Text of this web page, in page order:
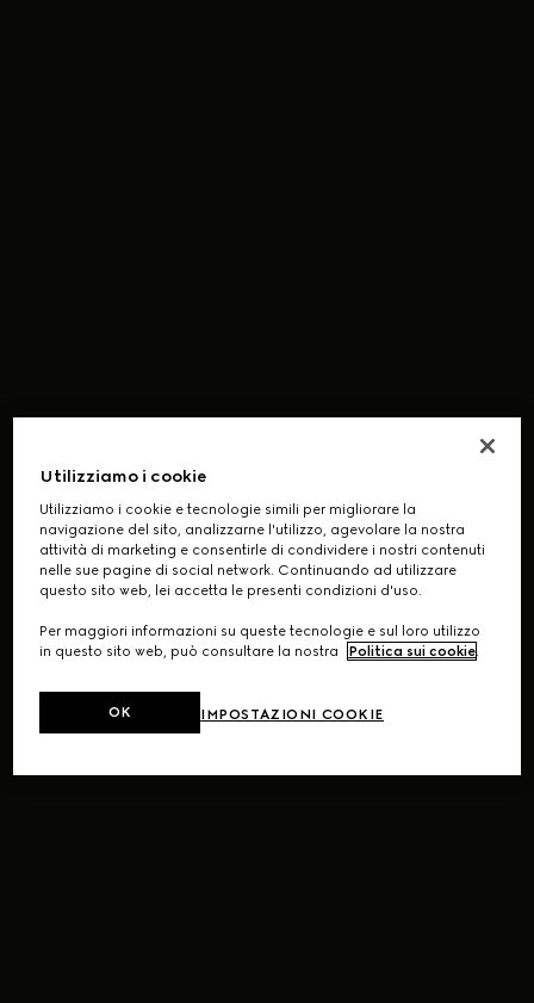
Utilizziamo i cookie
Utilizziamo i cookie e tecnologie simili per migliorare la
navigazione del sito, analizzarne l'utilizzo, agevolare la nostra
attività di marketing e consentirle di condividere i nostri contenuti
nelle sue pagine di social network. Continuando ad utilizzare
questo sito web, lei accetta le presenti condizioni d'uso.
Per maggiori informazioni su queste tecnologie e sul loro utilizzo
in questo sito web, può consultare la nostra
Politica sui cookie.
IMPOSTAZIONI COOKIE
OK